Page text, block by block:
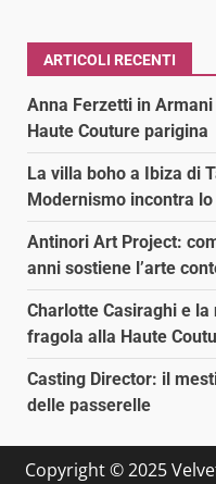
ARTICOLI RECENTI
Anna Ferzetti in
Haute Couture parigina
La villa boho a Ibiza di
Modernismo incontra
Antinori Art Project:
anni sostiene l’arte
Charlotte Casiraghi e
fragola alla Haute
Casting Director: il
delle passerelle
Copyright © 2025